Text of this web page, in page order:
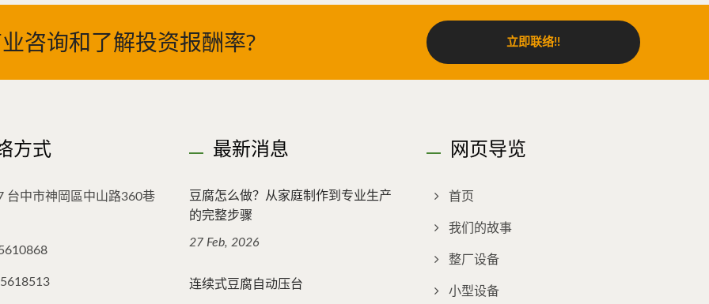
咨询和了解投资报酬率? 立即联络!!
方式
台中市神岡區中山路360巷
最新消息
豆腐怎么做？从家庭制作到专业生产
的完整步骤
27 Feb, 2026
连续式豆腐自动压台
网页导览
首页
我们的故事
整厂设备
小型设备